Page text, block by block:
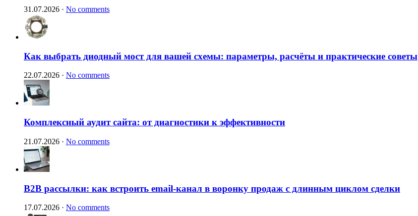
31.07.2026 · No comments
Как выбрать диодный мост для вашей схемы: параметры, расчёты и практические советы
22.07.2026 · No comments
Комплексный аудит сайта: от диагностики к эффективности
21.07.2026 · No comments
B2B рассылки: как встроить email-канал в воронку продаж с длинным циклом сделки
17.07.2026 · No comments